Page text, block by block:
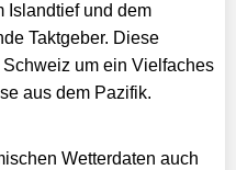
Islandtief und dem
Taktgeber. Diese
um ein Vielfaches
aus dem Pazifik.
Wetterdaten auch